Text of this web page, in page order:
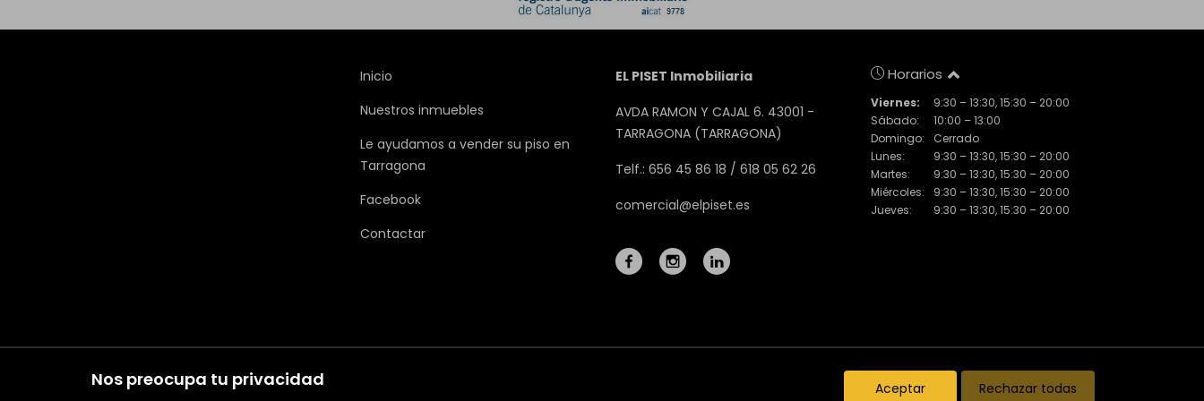
Nos preocupa tu privacidad Aceptar Rechazar todas
Inicio
Nuestros inmuebles
Le ayudamos a vender su piso en
Tarragona
Facebook
Contactar
EL PISET Inmobiliaria
AVDA RAMON Y CAJAL 6. 43001 -
TARRAGONA (TARRAGONA)
Telf.: 656 45 86 18 / 618 05 62 26
comercial@elpiset.es
Horarios
Viernes:
9:30 – 13:30, 15:30 – 20:00
Sábado:
10:00 – 13:00
Domingo:
Cerrado
Lunes:
9:30 – 13:30, 15:30 – 20:00
Martes:
9:30 – 13:30, 15:30 – 20:00
Miércoles:
9:30 – 13:30, 15:30 – 20:00
Jueves:
9:30 – 13:30, 15:30 – 20:00
Inmuebles destacados Noticias